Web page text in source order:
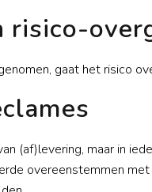
gaat het risico
(af)levering, maar in
overeenstemmen